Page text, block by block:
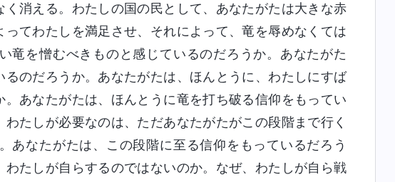
消える。わたしの国の民として、あなたがたは大きな赤
てわたしを満足させ、それによって、竜を辱めなくては
竜を憎むべきものと感じているのだろうか。あなたがた
のだろうか。あなたがたは、ほんとうに、わたしにすば
あなたがたは、ほんとうに竜を打ち破る信仰をもってい
たしが必要なのは、ただあなたがたがこの段階まで行く
あなたがたは、この段階に至る信仰をもっているだろう
たしが自らするのではないのか。なぜ、わたしが自ら戦